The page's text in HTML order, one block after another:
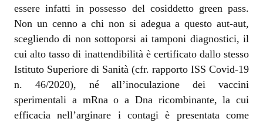
essere infatti in possesso del cosiddetto green pass.
Non un cenno a chi non si adegua a questo aut-aut,
scegliendo di non sottoporsi ai tamponi diagnostici, il
cui alto tasso di inattendibilità è certificato dallo stesso
Istituto Superiore di Sanità (cfr. rapporto ISS Covid-19
n. 46/2020), né all’inoculazione dei vaccini
sperimentali a mRna o a Dna ricombinante, la cui
efficacia nell’arginare i contagi è presentata come